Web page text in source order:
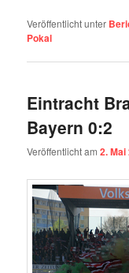
Veröffentlicht unter
Pokal
Eintracht
Bayern 0:2
Veröffentlicht am2. Mai